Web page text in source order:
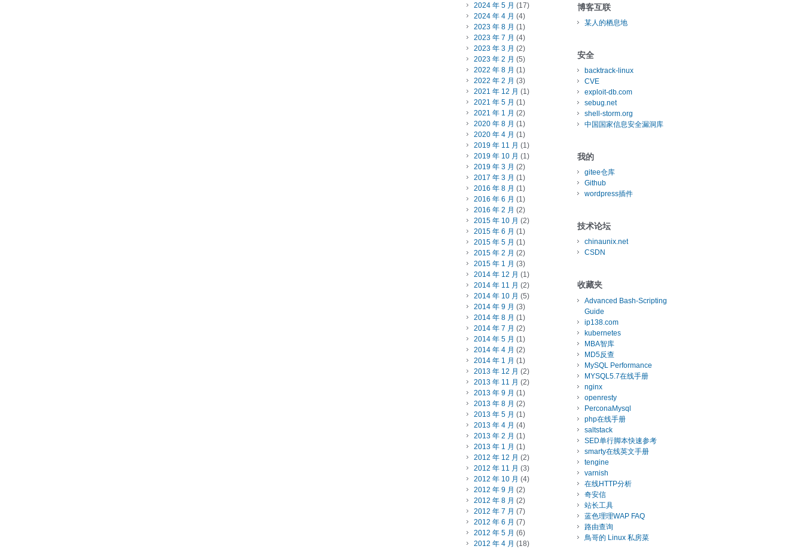
2024 年 5 月 (17)
2024 年 4 月 (4)
2023 年 8 月 (1)
2023 年 7 月 (4)
2023 年 3 月 (2)
2023 年 2 月 (5)
2022 年 8 月 (1)
2022 年 2 月 (3)
2021 年 12 月 (1)
2021 年 5 月 (1)
2021 年 1 月 (2)
2020 年 8 月 (1)
2020 年 4 月 (1)
2019 年 11 月 (1)
2019 年 10 月 (1)
2019 年 3 月 (2)
2017 年 3 月 (1)
2016 年 8 月 (1)
2016 年 6 月 (1)
2016 年 2 月 (2)
2015 年 10 月 (2)
2015 年 6 月 (1)
2015 年 5 月 (1)
2015 年 2 月 (2)
2015 年 1 月 (3)
2014 年 12 月 (1)
2014 年 11 月 (2)
2014 年 10 月 (5)
2014 年 9 月 (3)
2014 年 8 月 (1)
2014 年 7 月 (2)
2014 年 5 月 (1)
2014 年 4 月 (2)
2014 年 1 月 (1)
2013 年 12 月 (2)
2013 年 11 月 (2)
2013 年 9 月 (1)
2013 年 8 月 (2)
2013 年 5 月 (1)
2013 年 4 月 (4)
2013 年 2 月 (1)
2013 年 1 月 (1)
2012 年 12 月 (2)
2012 年 11 月 (3)
2012 年 10 月 (4)
2012 年 9 月 (2)
2012 年 8 月 (2)
2012 年 7 月 (7)
2012 年 6 月 (7)
2012 年 5 月 (6)
2012 年 4 月 (18)
博客互联
某人的栖息地
安全
backtrack-linux
CVE
exploit-db.com
sebug.net
shell-storm.org
中国国家信息安全漏洞库
我的
gitee仓库
Github
wordpress插件
技术论坛
chinaunix.net
CSDN
收藏夹
Advanced Bash-Scripting
Guide
ip138.com
kubernetes
MBA智库
MD5反查
MySQL Performance
MYSQL5.7在线手册
nginx
openresty
PerconaMysql
php在线手册
saltstack
SED单行脚本快速参考
smarty在线英文手册
tengine
varnish
在线HTTP分析
奇安信
站长工具
蓝色理理WAP FAQ
路由查询
鳥哥的 Linux 私房菜